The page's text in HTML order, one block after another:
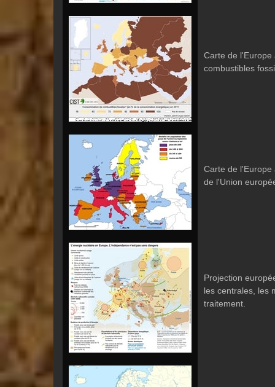
Carte de l'Europe
combustibles
Carte de l'Europe
de l'Union
Projection
les centrales, les
traitement.